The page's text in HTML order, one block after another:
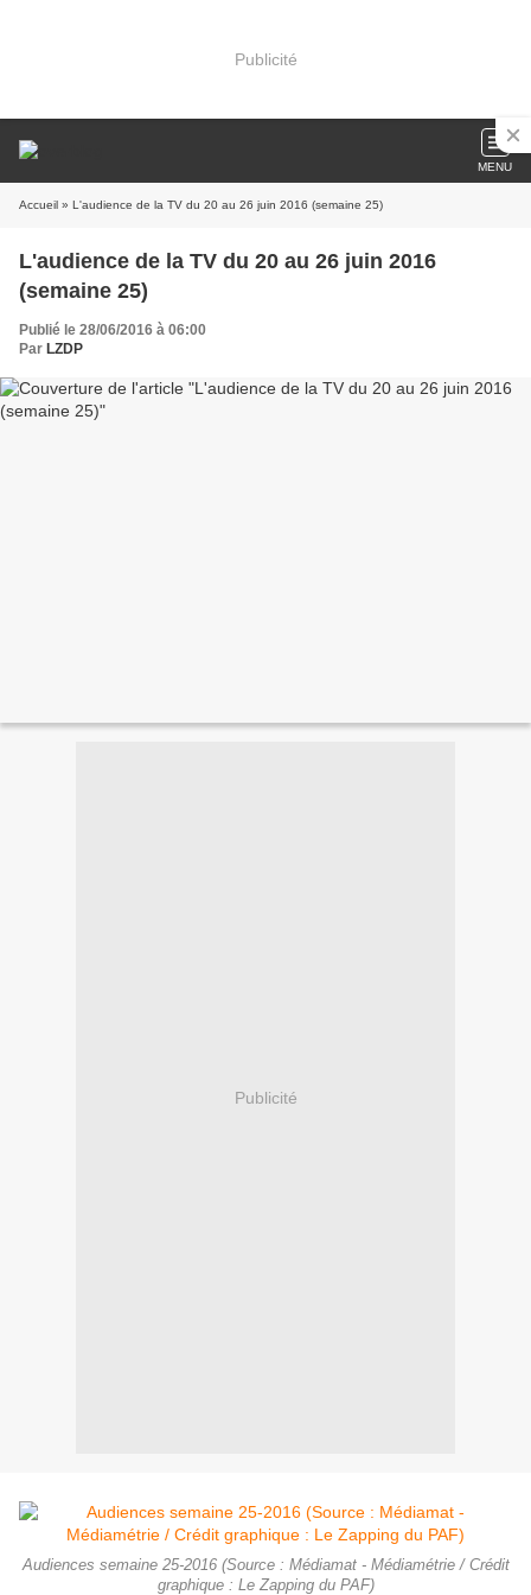
Publicité
MENU
Accueil » L'audience de la TV du 20 au 26 juin 2016 (semaine 25)
L'audience de la TV du 20 au 26 juin 2016
(semaine 25)
Publié le 28/06/2016 à 06:00
Par LZDP
Publicité
Audiences semaine 25-2016 (Source : Médiamat - Médiamétrie / Crédit
graphique : Le Zapping du PAF)